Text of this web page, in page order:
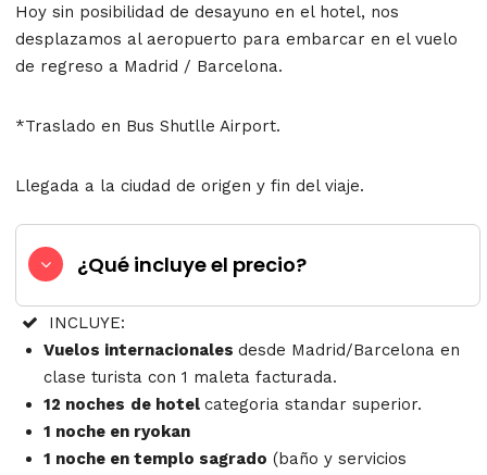
Hoy sin posibilidad de desayuno en el hotel, nos
desplazamos al aeropuerto para embarcar en el vuelo
de regreso a Madrid / Barcelona.
*Traslado en Bus Shutlle Airport.
Llegada a la ciudad de origen y fin del viaje.
¿Qué incluye el precio?
INCLUYE:
Vuelos internacionales desde Madrid/Barcelona en
clase turista con 1 maleta facturada.
12 noches de hotel categoria standar superior.
1 noche en ryokan
1 noche en templo sagrado (baño y servicios